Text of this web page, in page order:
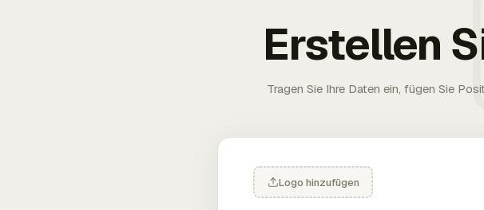
Erstellen
Tragen Sie Ihre Daten ein, fügen Sie
Logo hinzufügen